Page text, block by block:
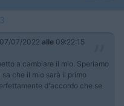
07/07/2022 alle 09:22:15
a cambiare il mio. Speriamo
che il mio sarà il primo
d'accordo che se